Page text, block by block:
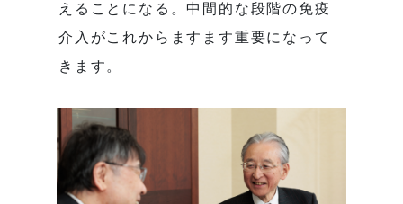
えることになる。中間的な段階の免疫
介入がこれからますます重要になって
きます。